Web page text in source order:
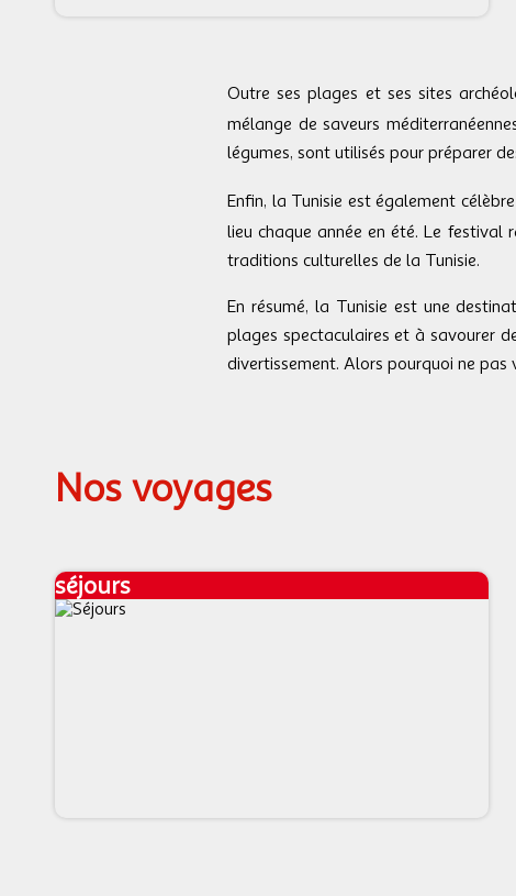
Outre ses plages et ses sites
mélange de saveurs
légumes, sont utilisés pour préparer
Enfin, la Tunisie est également
lieu chaque année en été. Le festival
traditions culturelles de la Tunisie.
En résumé, la Tunisie est une
plages spectaculaires et à savourer
divertissement. Alors pourquoi ne pas
Nos voyages
séjours